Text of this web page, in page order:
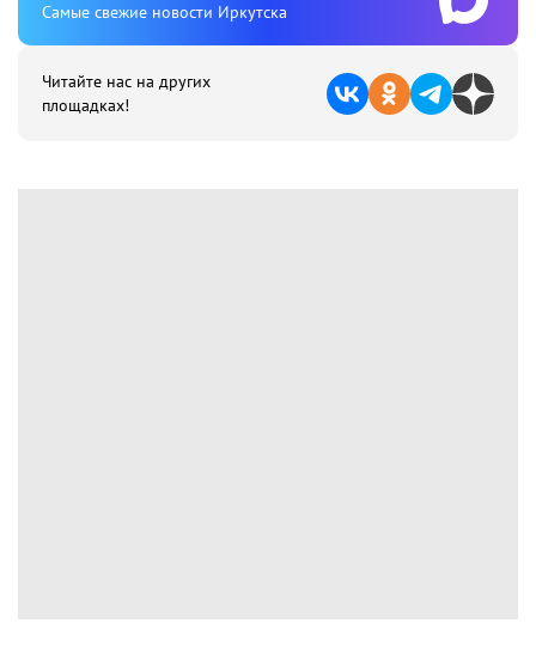
Cамые свежие новости Иркутска
Читайте нас на других
площадках!